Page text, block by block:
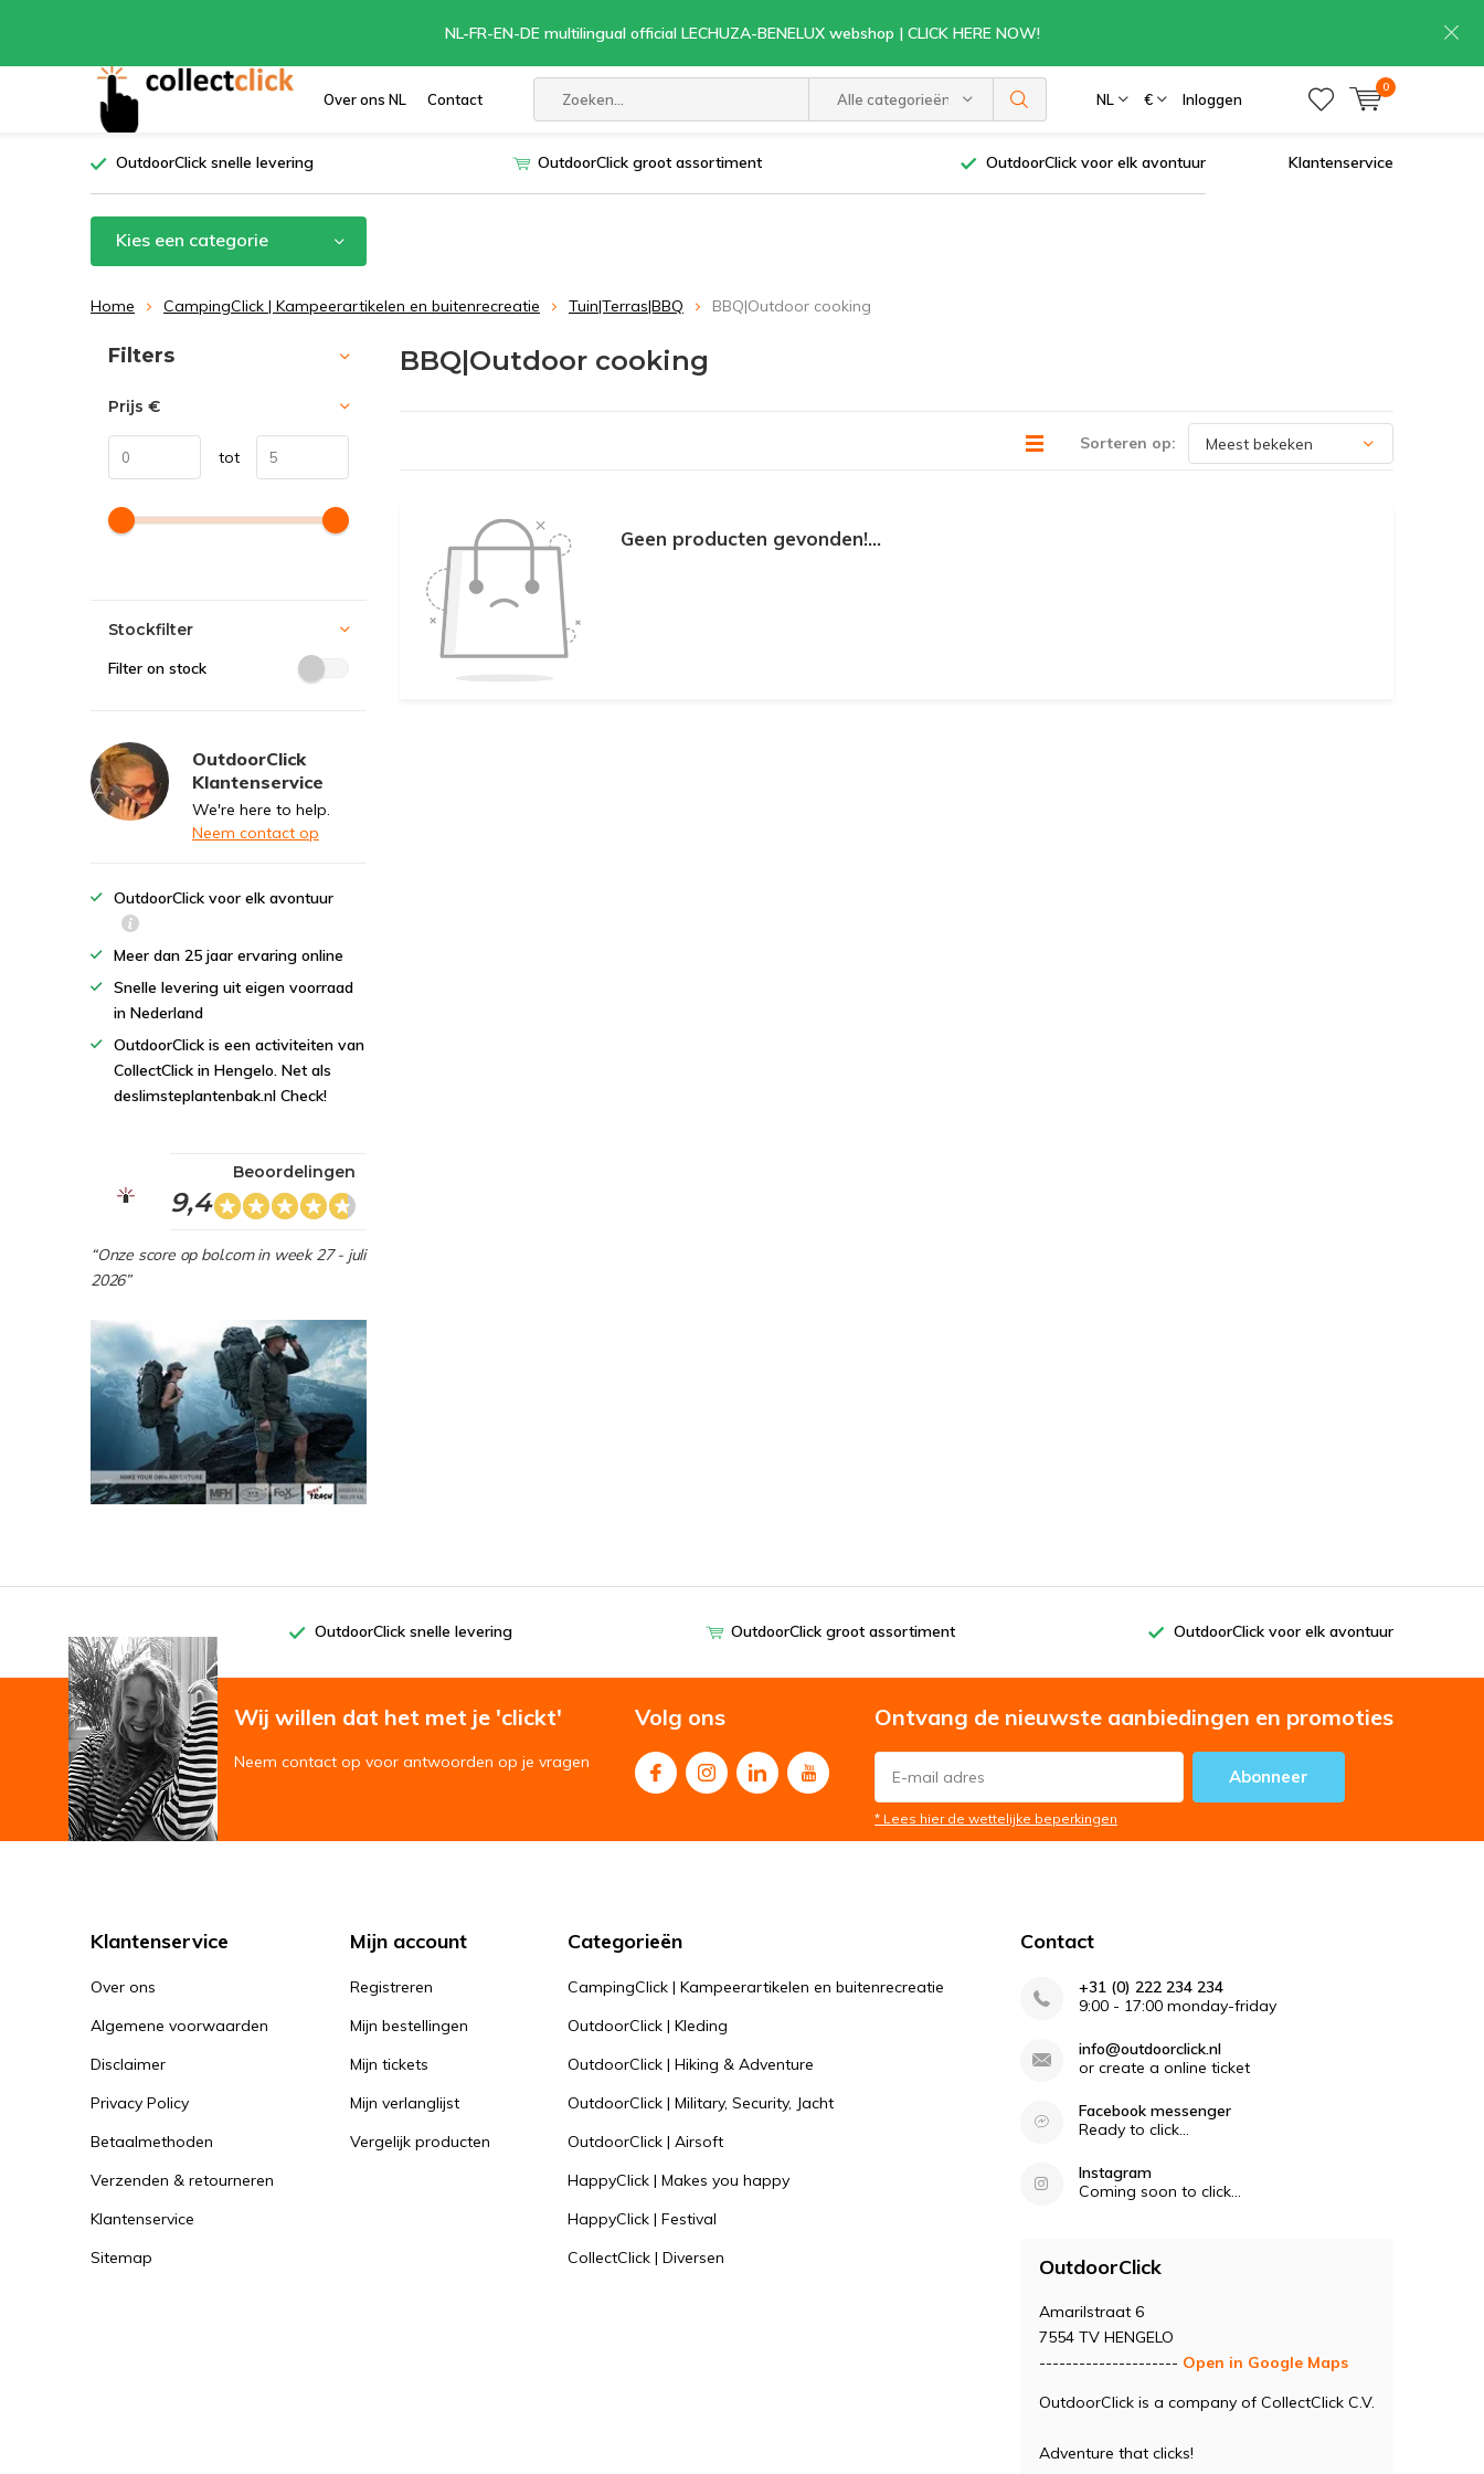
Over ons NL Contact Alle categorieën NL € Inloggen
0
NL-FR-EN-DE multilingual official LECHUZA-BENELUX webshop | CLICK HERE NOW!
OutdoorClick snelle levering OutdoorClick groot assortiment OutdoorClick voor elk avontuur Klantenservice
Kies een categorie
Home CampingClick | Kampeerartikelen en buitenrecreatie Tuin|Terras|BBQ BBQ|Outdoor cooking
BBQ|Outdoor cooking
Sorteren op:
Geen producten gevonden!...
Sorteren op:
Filters
Prijs €
tot
Stockfilter
Filter on stock
OutdoorClick
Klantenservice
We're here to help.
Neem contact op
OutdoorClick voor elk avontuur
Meer dan 25 jaar ervaring online
Snelle levering uit eigen voorraad
in Nederland
OutdoorClick is een activiteiten van
CollectClick in Hengelo. Net als
deslimsteplantenbak.nl Check!
9,4
Beoordelingen
“Onze score op bol.com in week 27 - juli
2026”
OutdoorClick snelle levering OutdoorClick groot assortiment OutdoorClick voor elk avontuur
Wij willen dat het met je 'clickt'
Neem contact op voor antwoorden op je vragen
Volg ons Ontvang de nieuwste aanbiedingen en promoties
Abonneer
* Lees hier de wettelijke beperkingen
Klantenservice
Over ons
Algemene voorwaarden
Disclaimer
Privacy Policy
Betaalmethoden
Verzenden & retourneren
Klantenservice
Sitemap
Mijn account
Registreren
Mijn bestellingen
Mijn tickets
Mijn verlanglijst
Vergelijk producten
Categorieën
CampingClick | Kampeerartikelen en buitenrecreatie
OutdoorClick | Kleding
OutdoorClick | Hiking & Adventure
OutdoorClick | Military, Security, Jacht
OutdoorClick | Airsoft
HappyClick | Makes you happy
HappyClick | Festival
CollectClick | Diversen
Contact
+31 (0) 222 234 234
9:00 - 17:00 monday-friday
info@outdoorclick.nl
or create a online ticket
Facebook messenger
Ready to click...
Instagram
Coming soon to click...
OutdoorClick
Amarilstraat 6
7554 TV HENGELO
--------------------- Open in Google Maps
OutdoorClick is a company of CollectClick C.V.
Adventure that clicks!